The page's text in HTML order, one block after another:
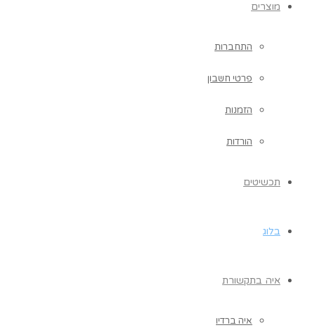
מוצרים
התחברות
פרטי חשבון
הזמנות
הורדות
תכשיטים
בלוג
איה בתקשורת
איה ברדיו